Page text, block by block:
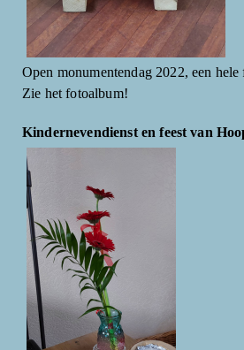
Open monumentendag 2022, een
Zie het fotoalbum!
Kindernevendienst en feest van